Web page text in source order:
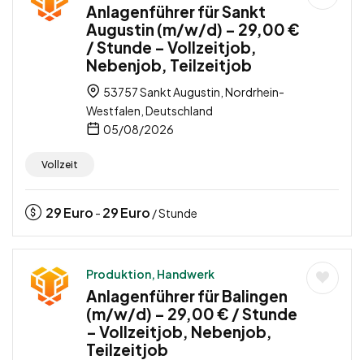
Anlagenführer für Sankt
Augustin (m/w/d) – 29,00 €
/ Stunde – Vollzeitjob,
Nebenjob, Teilzeitjob
53757 Sankt Augustin, Nordrhein-
Westfalen, Deutschland
05/08/2026
Vollzeit
29Euro - 29Euro / Stunde
Produktion, Handwerk
Anlagenführer für Balingen
(m/w/d) – 29,00 € / Stunde
– Vollzeitjob, Nebenjob,
Teilzeitjob